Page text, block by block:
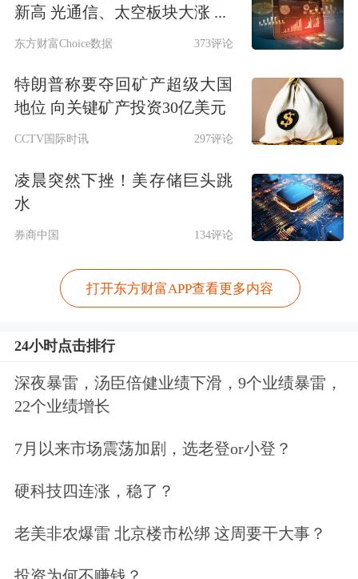
阶梯式票面利率，即第一年票面利率通
过竞价方式确定为0.20%，第二年至第
六年的票面利率分别在前一年票面利率
的基础上固定增加0.30%。
在优机股份发行尘埃落定后，8月22
日，万通液压规模达1.5亿元的可转债
发行预案恢复注册程序。
通液压曾公告可转债发行中止注
册。”一位投行人士对上海证券报记者
液压产品的研发、设计、生产和销售。
今年上半年，万通液压实现营业收入
3.44亿元，同比增长13.12%；实现归属
新高 光通信、太空板块大涨 ...
东方财富Choice数据 373评论
特朗普称要夺回矿产超级大国
地位 向关键矿产投资30亿美元
CCTV国际时讯 297评论
凌晨突然下挫！美存储巨头跳
水
券商中国 134评论
打开东方财富APP查看更多内容
24小时点击排行
深夜暴雷，汤臣倍健业绩下滑，9个业绩暴雷，
22个业绩增长
7月以来市场震荡加剧，选老登or小登？
硬科技四连涨，稳了？
老美非农爆雷 北京楼市松绑 这周要干大事？